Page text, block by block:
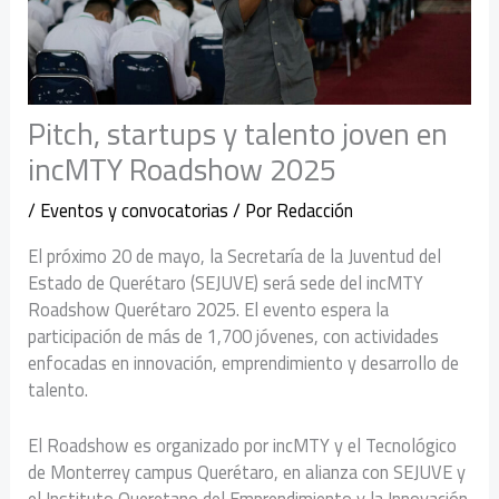
Pitch, startups y talento joven en
incMTY Roadshow 2025
/Eventos y convocatorias/ PorRedacción
El próximo 20 de mayo, la Secretaría de la Juventud del
Estado de Querétaro (SEJUVE) será sede del incMTY
Roadshow Querétaro 2025. El evento espera la
participación de más de 1,700 jóvenes, con actividades
enfocadas en innovación, emprendimiento y desarrollo de
talento.
El Roadshow es organizado por incMTY y el Tecnológico
de Monterrey campus Querétaro, en alianza con SEJUVE y